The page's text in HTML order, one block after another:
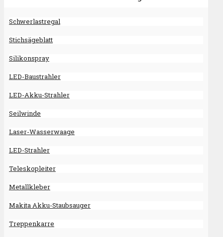
Schwerlastregal
Stichsägeblatt
Silikonspray
LED-Baustrahler
LED-Akku-Strahler
Seilwinde
Laser-Wasserwaage
LED-Strahler
Teleskopleiter
Metallkleber
Makita Akku-Staubsauger
Treppenkarre